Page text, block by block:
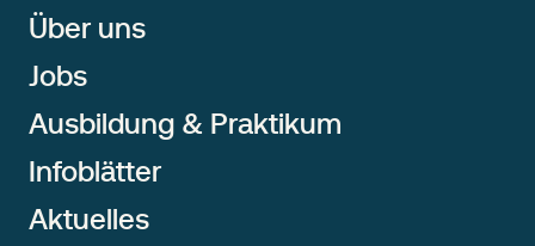
Über uns
Jobs
Ausbildung & Praktikum
Infoblätter
Aktuelles